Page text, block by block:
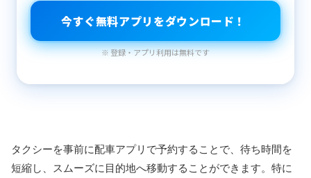
今すぐ無料アプリをダウンロード！
※ 登録・アプリ利用は無料です
タクシーを事前に配車アプリで予約することで、待ち時間を
短縮し、スムーズに目的地へ移動することができます。特に